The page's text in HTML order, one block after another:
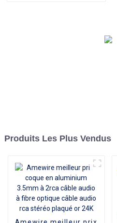
Produits Les Plus Vendus